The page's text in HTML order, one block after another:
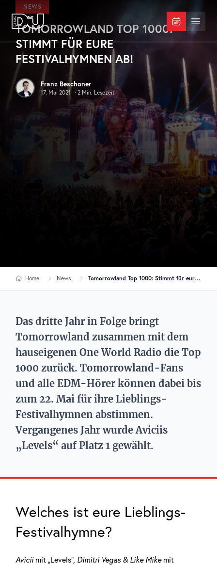
Zum Hauptinhalt springen
DJ Mag Germany Menü
NEWS
TOMORROWLAND TOP 1000:
STIMMT FÜR EURE
FESTIVALHYMNEN AB!
Franz Beschoner
17. Mai 2021 · 2 Min. Lesezeit
Home News Tomorrowland Top 1000: Stimmt für eure Festivalhymnen ab!
Das dritte Jahr in Folge bringt
Tomorrowland zusammen mit dem
hauseigenen One World Radio die Top
1000 zurück. Tomorrowland-Fans
und alle EDM-Hörer können dabei bis
zum 22. Mai für ihre Lieblings-
Festivalhymnen abstimmen.
Vergangenes Jahr wurde Aviciis
„Levels“ auf Platz 1 gewählt.
Welches ist eure Lieblings-
Festivalhymne?
Avicii mit „Levels“, Dimitri Vegas & Like Mikemit